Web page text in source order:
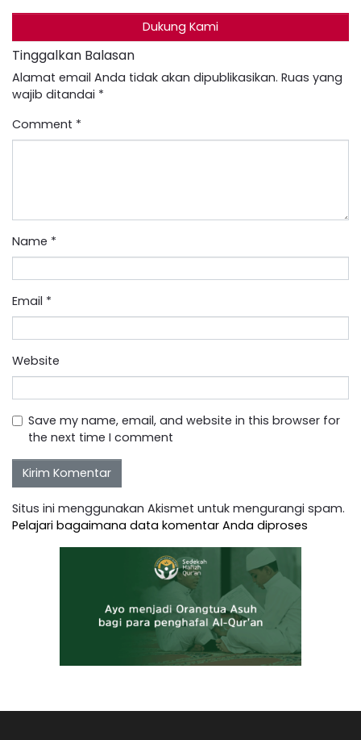
Dukung Kami
Tinggalkan Balasan
Alamat email Anda tidak akan dipublikasikan. Ruas yang
wajib ditandai *
Comment *
Name *
Email *
Website
Save my name, email, and website in this browser for
the next time I comment
Situs ini menggunakan Akismet untuk mengurangi spam.
Pelajari bagaimana data komentar Anda diproses